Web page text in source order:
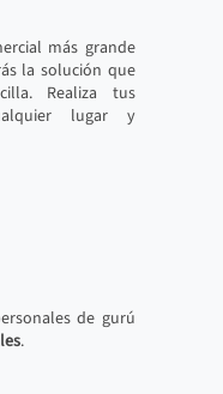
más grande
la solución que
Realiza tus
lugar y
de gurú
.